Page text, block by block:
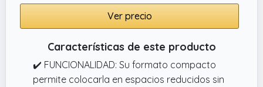
Ver precio
Características de este producto
✔️ FUNCIONALIDAD: Su formato compacto
permite colocarla en espacios reducidos sin